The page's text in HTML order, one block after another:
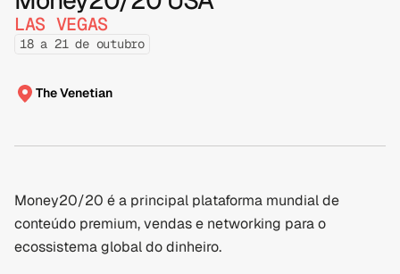
LAS VEGAS
18 a 21 de outubro
The Venetian
Money20/20 é a principal plataforma mundial de
conteúdo premium, vendas e networking para o
ecossistema global do dinheiro.